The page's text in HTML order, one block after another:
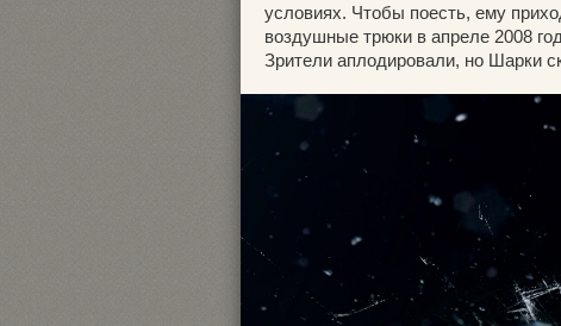
условиях. Чтобы поесть, ему
воздушные трюки в апреле 2008
Зрители аплодировали, но Шарки